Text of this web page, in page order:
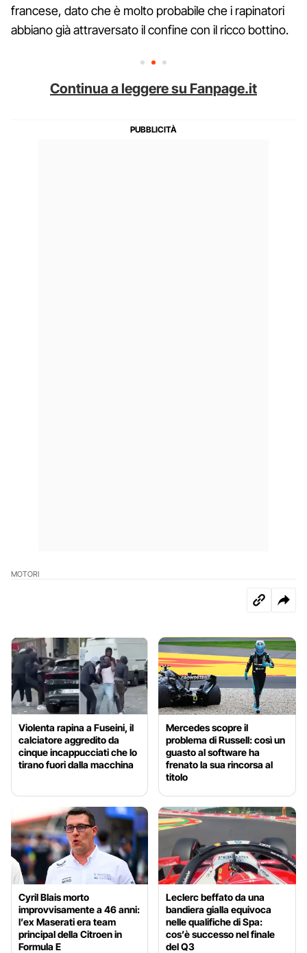
francese, dato che è molto probabile che i rapinatori
abbiano già attraversato il confine con il ricco bottino.
Continua a leggere su Fanpage.it
MOTORI
Violenta rapina a Fuseini, il
calciatore aggredito da
cinque incappucciati che lo
tirano fuori dalla macchina
Mercedes scopre il
problema di Russell: così un
guasto al software ha
frenato la sua rincorsa al
titolo
Cyril Blais morto
improvvisamente a 46 anni:
l’ex Maserati era team
principal della Citroen in
Formula E
Leclerc beffato da una
bandiera gialla equivoca
nelle qualifiche di Spa:
cos’è successo nel finale
del Q3